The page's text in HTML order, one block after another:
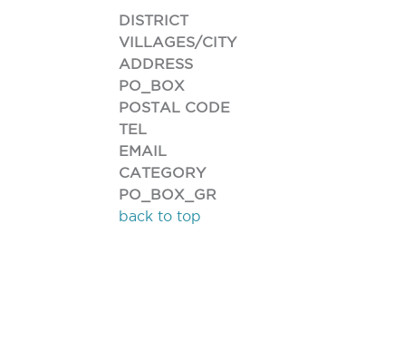
DISTRICT
VILLAGES/CITY
ADDRESS
PO_BOX
POSTAL CODE
TEL
EMAIL
CATEGORY
PO_BOX_GR
back to top